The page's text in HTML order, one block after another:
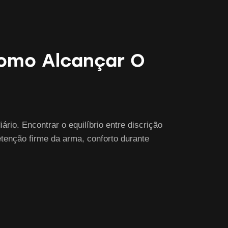
Alcançar O
Encontrar o equilíbrio entre discrição
firme da arma, conforto durante